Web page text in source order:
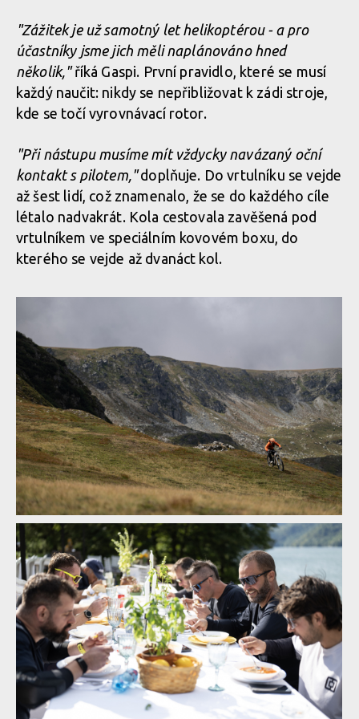
Legends of Gugu - Heli-eBike Camp v Rumunsku je velkolepý
Legends of Gugu - Heli-eBike Camp v Rumunsku je velkolepý
Legends of Gugu - Heli-eBike Camp v Rumunsku je velkolepý
"Zážitek je už samotný let helikoptérou - a pro
účastníky jsme jich měli naplánováno hned
několik,"říká Gaspi. První pravidlo, které se musí
každý naučit: nikdy se nepřibližovat k zádi stroje,
kde se točí vyrovnávací rotor.
"Při nástupu musíme mít vždycky navázaný oční
kontakt s pilotem,"doplňuje. Do vrtulníku se vejde
až šest lidí, což znamenalo, že se do každého cíle
létalo nadvakrát. Kola cestovala zavěšená pod
vrtulníkem ve speciálním kovovém boxu, do
kterého se vejde až dvanáct kol.
Legends of Gugu - Heli-eBike Camp v Rumunsku je velkolepý
zážitek
Legends of Gugu - Heli-eBike Camp v Rumunsku je velkolepý
zážitek
Legends of Gugu - Heli-eBike Camp v Rumunsku je velkolepý
zážitek